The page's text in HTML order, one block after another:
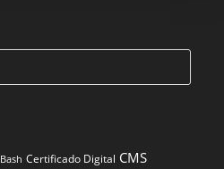
Bash Certificado Digital CMS